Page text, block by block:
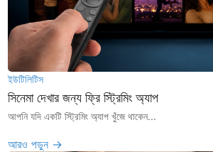
ইউটিলিটিস
সিনেমা দেখার জন্য ফ্রি স্ট্রিমিং অ্যাপ
আপনি যদি একটি স্ট্রিমিং অ্যাপ খুঁজে থাকেন...
আরও পড়ুন →